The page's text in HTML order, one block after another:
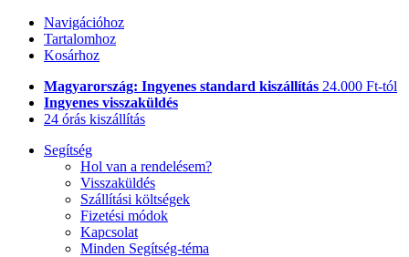
Navigációhoz
Tartalomhoz
Kosárhoz
Magyarország: Ingyenes standard kiszállítás 24.000 Ft-tól
Ingyenes visszaküldés
24 órás kiszállítás
Segítség
Hol van a rendelésem?
Visszaküldés
Szállítási költségek
Fizetési módok
Kapcsolat
Minden Segítség-téma